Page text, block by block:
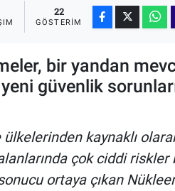
22
GÖSTERIM
bir yandan
güvenlik
kaynaklı
çok ciddi
ortaya çıkan